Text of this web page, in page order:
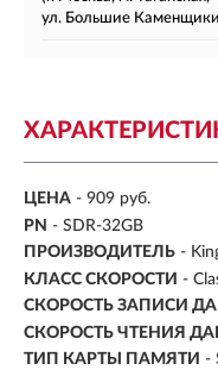
ул. Большие
ЦЕНА - 909 руб.
PN - SDR-32GB
ПРОИЗВОДИТЕЛЬ -
КЛАСС СКОРОСТИ -
СКОРОСТЬ ЗАПИСИ
СКОРОСТЬ ЧТЕНИЯ
ТИП КАРТЫ ПАМЯТИ -